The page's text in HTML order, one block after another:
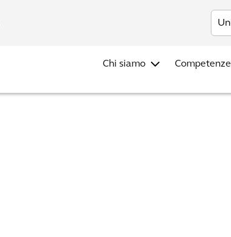
Chi siamo Competenze